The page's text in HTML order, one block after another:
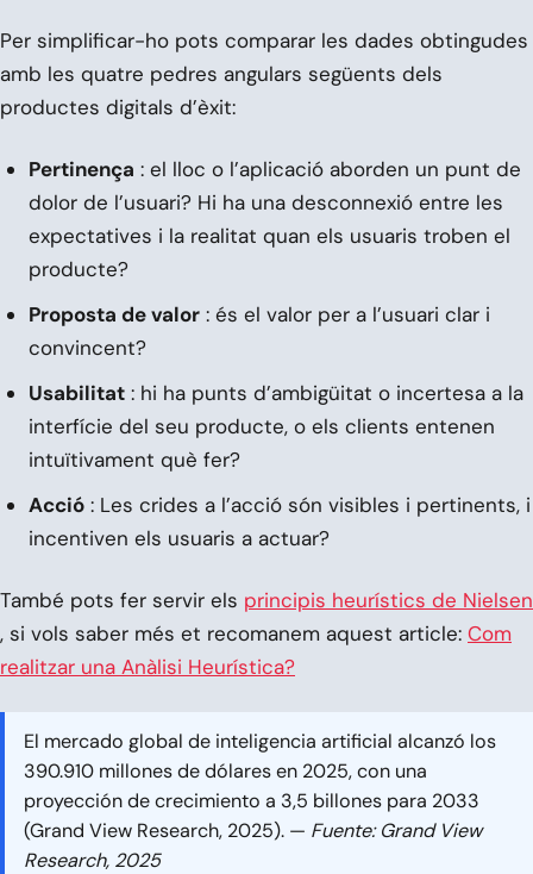
Per simplificar-ho pots comparar les dades obtingudes
amb les quatre pedres angulars següents dels
productes digitals d’èxit:
Pertinença : el lloc o l’aplicació aborden un punt de
dolor de l’usuari? Hi ha una desconnexió entre les
expectatives i la realitat quan els usuaris troben el
producte?
Proposta de valor : és el valor per a l’usuari clar i
convincent?
Usabilitat : hi ha punts d’ambigüitat o incertesa a la
interfície del seu producte, o els clients entenen
intuïtivament què fer?
Acció : Les crides a l’acció són visibles i pertinents, i
incentiven els usuaris a actuar?
També pots fer servir els principis heurístics de Nielsen
, si vols saber més et recomanem aquest article: Com
realitzar una Anàlisi Heurística?
El mercado global de inteligencia artificial alcanzó los
390.910 millones de dólares en 2025, con una
proyección de crecimiento a 3,5 billones para 2033
(Grand View Research, 2025). — Fuente: Grand View
Research, 2025